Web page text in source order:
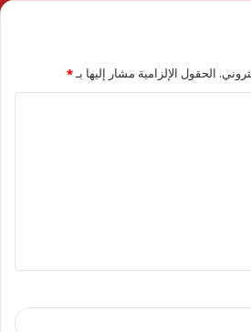
الحقول الإلزامية مشار إليها بـ*